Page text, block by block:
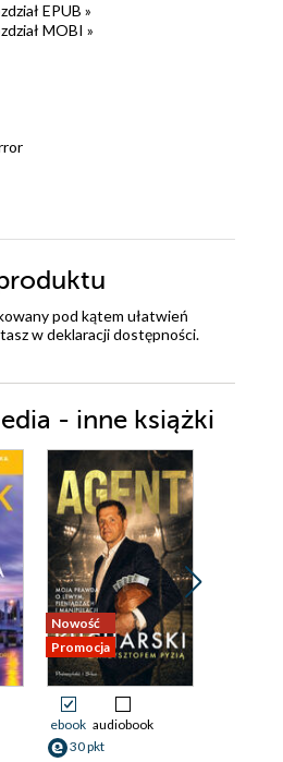
EPUB »
MOBI »
pod kątem ułatwień
wdeklaracji dostępności.
- inne książki
Nowość
Promocja
ebook audiobook
30 pkt